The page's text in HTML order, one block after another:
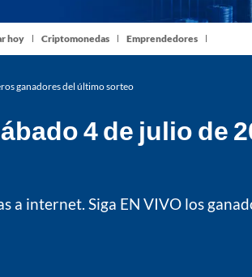
hoy Criptomonedas Emprendedores
ganadores del último sorteo
4 de julio de
internet. Siga EN VIVO los